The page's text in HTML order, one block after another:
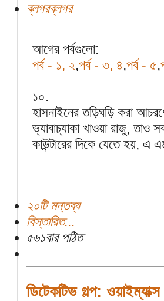
ব্লগরব্লগর
আগের পর্বগুলো:
পর্ব - ১, ২,পর্ব - ৩, ৪,পর্ব - ৫,
১০.
হাসনাইনের তড়িঘড়ি করা
ভ্যাবাচ্যাকা খাওয়া রাজু, তাও
কাউন্টারের দিকে যেতে হয়,
২০টি মন্তব্য
বিস্তারিত...
৫৬১বার পঠিত
ডিটেকটিভ গল্প: